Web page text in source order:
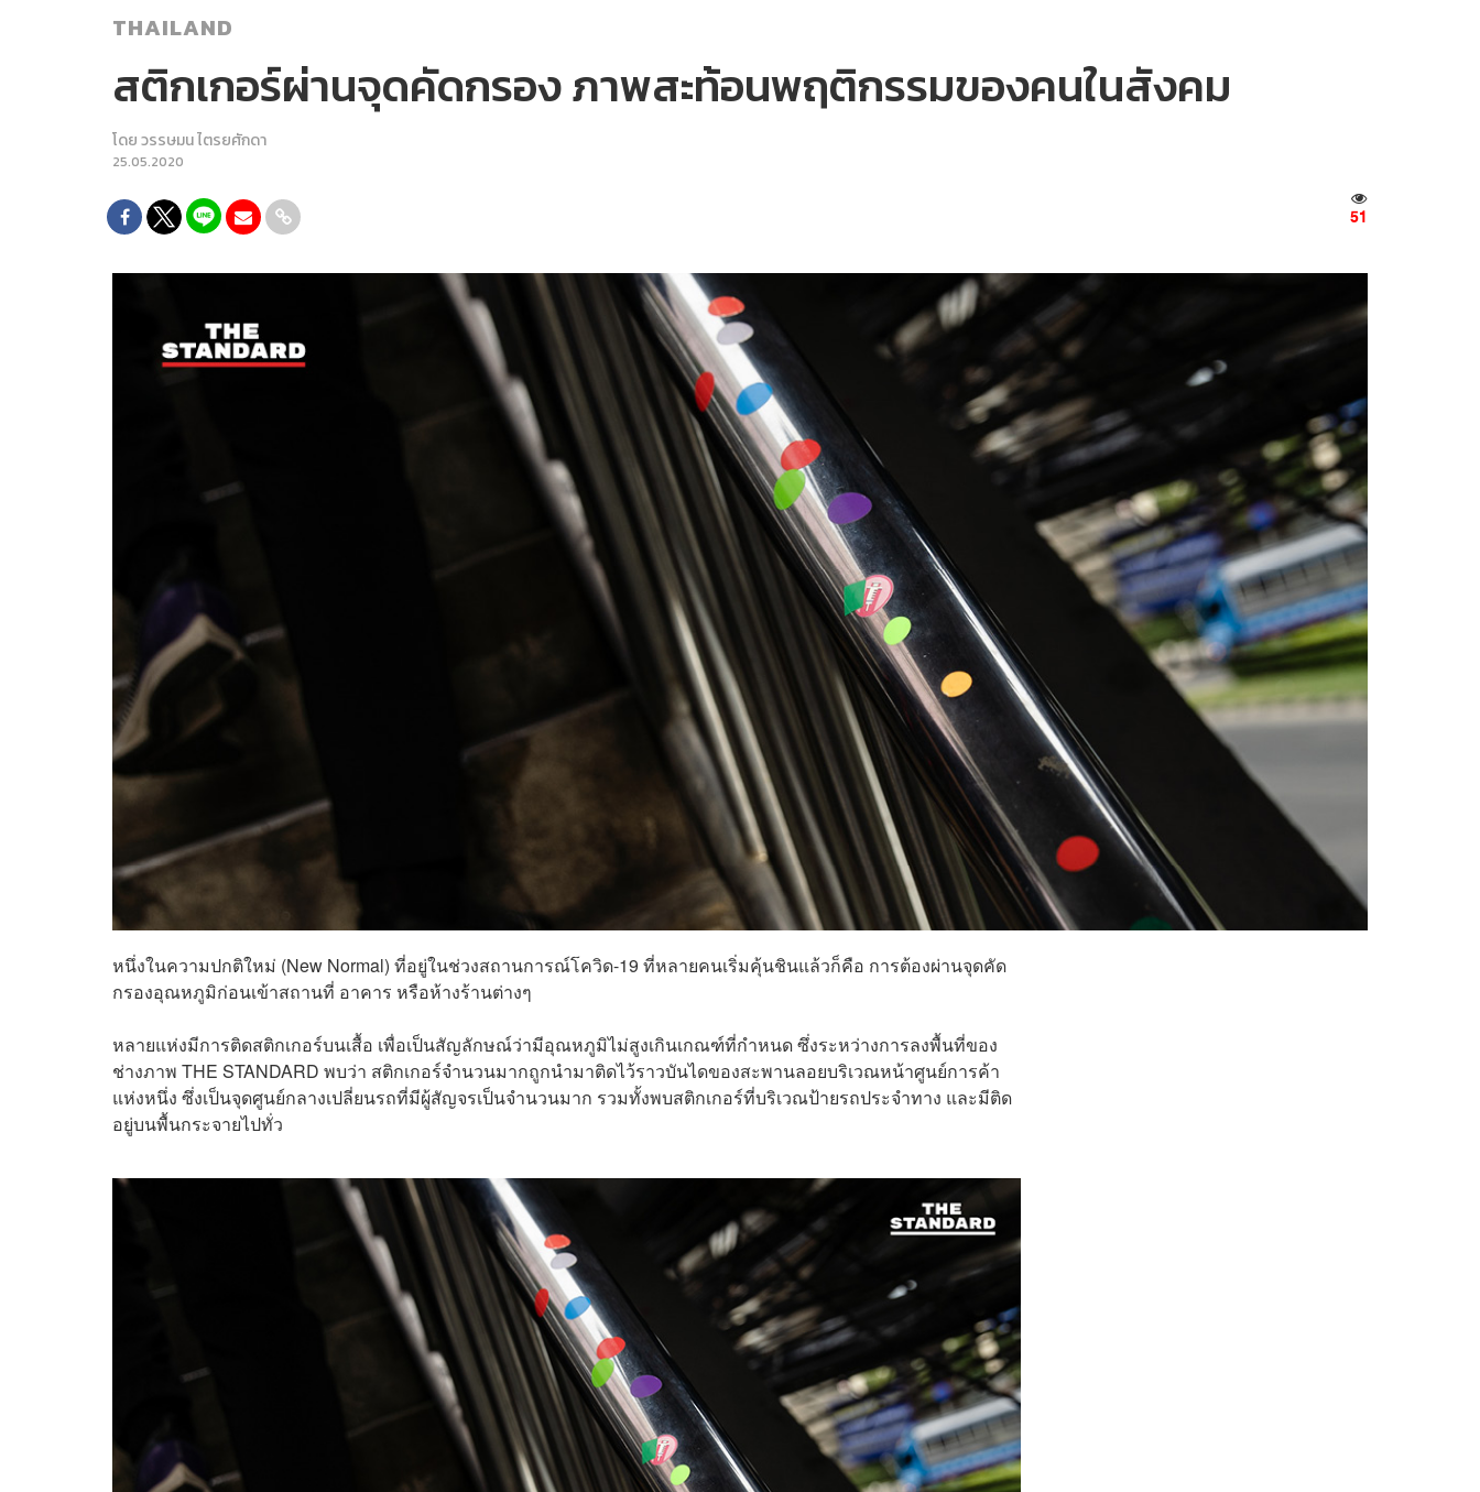
THAILAND
สติกเกอร์ผ่านจุดคัดกรอง ภาพสะท้อนพฤติกรรมของคนในสังคม
โดยวรรษมน ไตรยศักดา
25.05.2020
51
หนึ่งในความปกติใหม่ (New Normal) ที่อยู่ในช่วงสถานการณ์โควิด-19 ที่หลายคนเริ่มคุ้นชินแล้วก็คือ การต้องผ่านจุดคัด
กรองอุณหภูมิก่อนเข้าสถานที่ อาคาร หรือห้างร้านต่างๆ
หลายแห่งมีการติดสติกเกอร์บนเสื้อ เพื่อเป็นสัญลักษณ์ว่ามีอุณหภูมิไม่สูงเกินเกณฑ์ที่กำหนด ซึ่งระหว่างการลงพื้นที่ของ
ช่างภาพ THE STANDARD พบว่า สติกเกอร์จำนวนมากถูกนำมาติดไว้ราวบันไดของสะพานลอยบริเวณหน้าศูนย์การค้า
แห่งหนึ่ง ซึ่งเป็นจุดศูนย์กลางเปลี่ยนรถที่มีผู้สัญจรเป็นจำนวนมาก รวมทั้งพบสติกเกอร์ที่บริเวณป้ายรถประจำทาง และมีติด
อยู่บนพื้นกระจายไปทั่ว